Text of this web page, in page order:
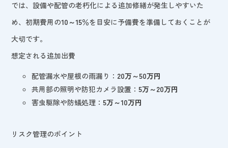
では、設備や配管の老朽化による追加修繕が発生しやすいた
め、初期費用の10～15％を目安に予備費を準備しておくことが
大切です。
想定される追加出費
配管漏水や屋根の雨漏り： 20万～50万円
共用部の照明や防犯カメラ設置：5万～20万円
害虫駆除や防蟻処理：5万～10万円
リスク管理のポイント